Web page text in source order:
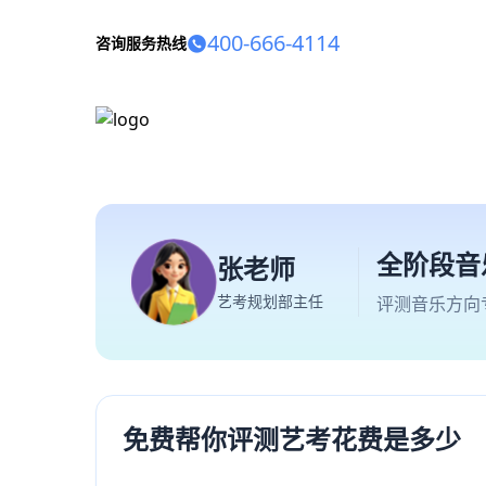
咨询服务热线 400-666-4114
张老师
艺考规划部主任
全阶段
评测音乐方
免费帮你评测艺考花费是多少